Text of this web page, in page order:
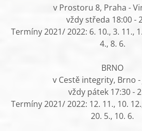
v Prostoru 8, Praha -
vždy středa 18:00 -
Termíny 2021/ 2022: 6. 10., 3. 11.,
4., 8. 6.
BRNO
v Cestě integrity, Brno
vždy pátek 17:30 -
Termíny 2021/ 2022: 12. 11., 10.
20. 5., 10. 6.